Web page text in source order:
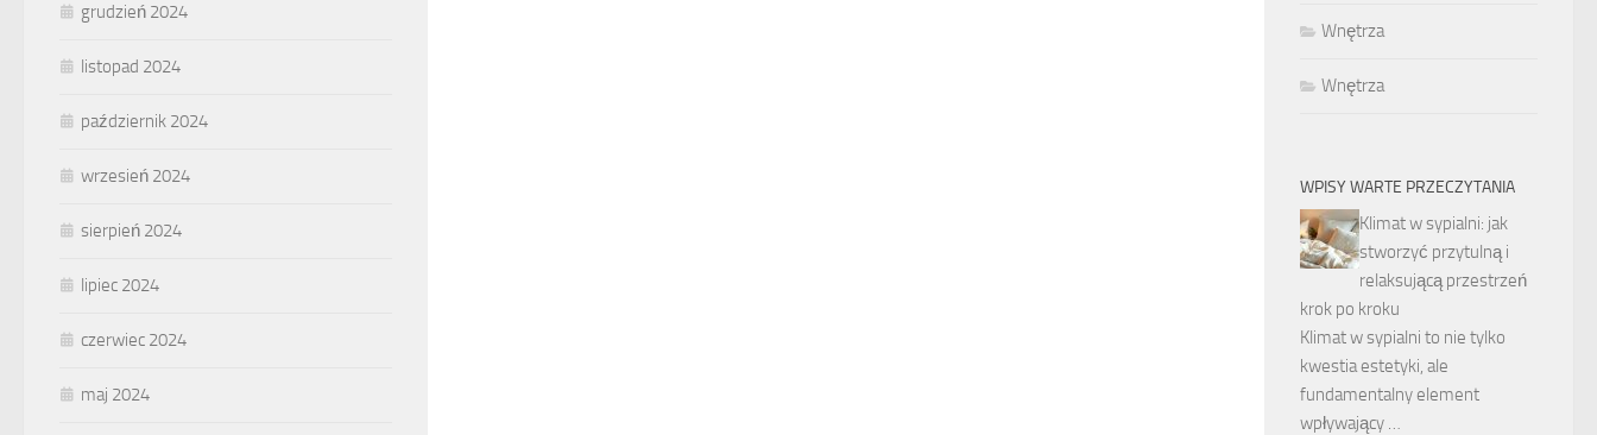
grudzień 2024
listopad 2024
październik 2024
wrzesień 2024
sierpień 2024
lipiec 2024
czerwiec 2024
maj 2024
Wnętrza
Wnętrza
WPISY WARTE PRZECZYTANIA
Klimat w sypialni: jak
stworzyć przytulną i
relaksującą przestrzeń
krok po kroku
Klimat w sypialni to nie tylko
kwestia estetyki, ale
fundamentalny element
wpływający …